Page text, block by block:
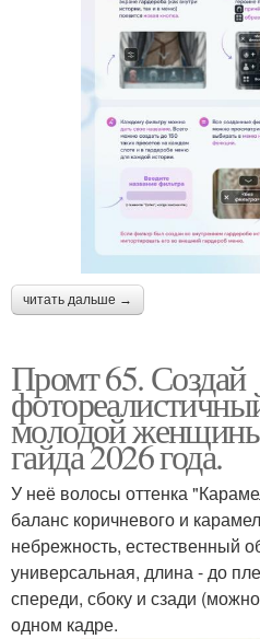
читать дальше →
Промт 65. Создай
молодой
гайда 2026 года.
У неё волосы оттенка
баланс коричневого и
небрежность, естественный
универсальная, длина - до
спереди, сбоку и сзади
одном кадре.